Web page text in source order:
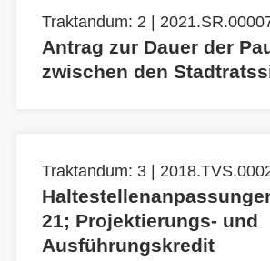
Traktandum: 2 |
Antrag zur Dauer der
zwischen den
Traktandum: 3 |
21; Projektierungs- und
Ausführungskredit